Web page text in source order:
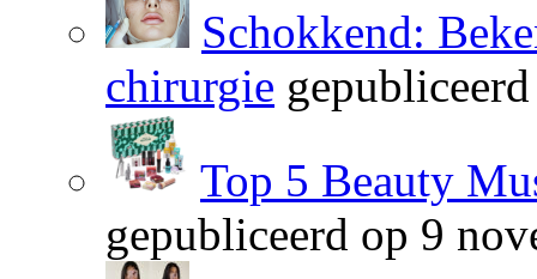
Schokkend:
chirurgie
Top 5 Beauty
gepubliceerd op 9